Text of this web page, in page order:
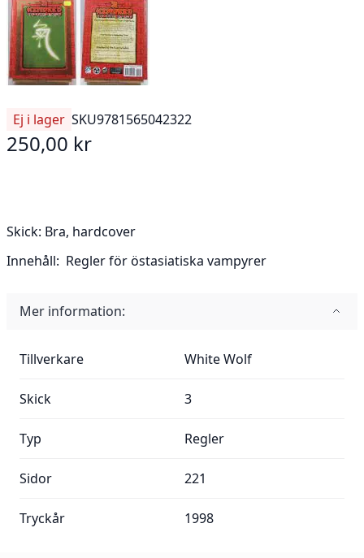
Ej i lager SKU9781565042322
250,00 kr
Skick: Bra, hardcover
Innehåll: Regler för östasiatiska vampyrer
Mer information:
Tillverkare White Wolf
Skick 3
Typ Regler
Sidor 221
Tryckår 1998